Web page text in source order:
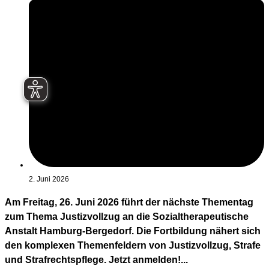
2. Juni 2026
Am Freitag, 26. Juni 2026 führt der nächste Thementag
zum Thema Justizvollzug an die Sozialtherapeutische
Anstalt Hamburg-Bergedorf. Die Fortbildung nähert sich
den komplexen Themenfeldern von Justizvollzug, Strafe
und Strafrechtspflege. Jetzt anmelden!...